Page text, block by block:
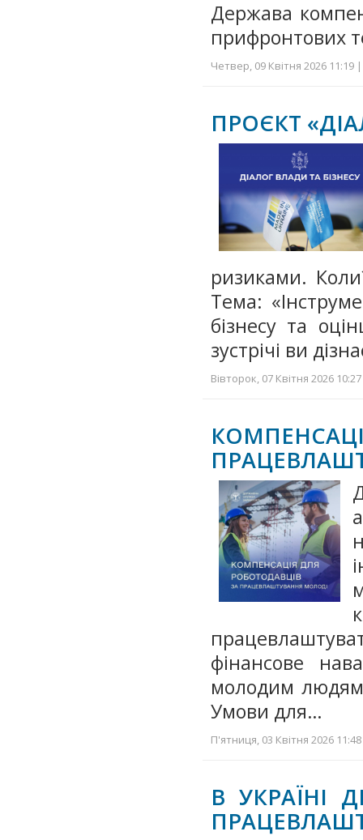
Держава
прифронтових
Четвер, 09 Квітня 2026 11:19
ПРОЄКТ
ризиками.
Тема:
бізнесу та
зустрічі ви
Вівторок, 07 Квітня 2026
фінансове
молодим
Умови для…
П'ятниця, 03 Квітня 2026
В УКРАЇНІ